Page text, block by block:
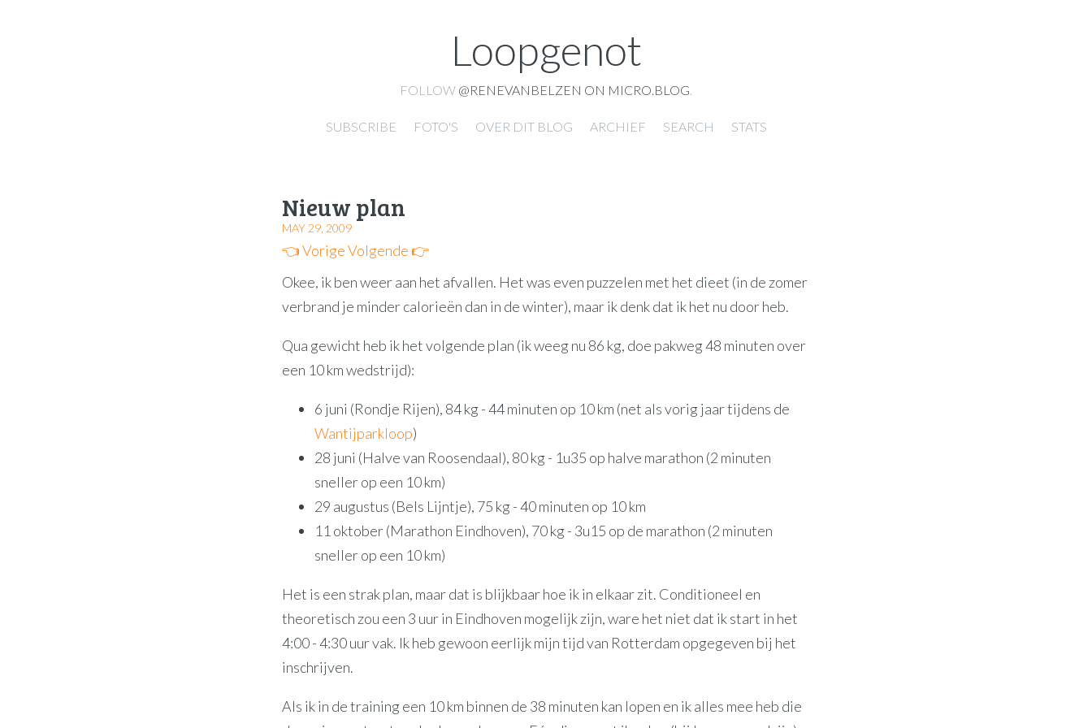
Loopgenot
FOLLOW @RENEVANBELZEN ON MICRO.BLOG.
SUBSCRIBE FOTO'S OVER DIT BLOG ARCHIEF SEARCH STATS
Nieuw plan
MAY 29, 2009
👈 VorigeVolgende 👉
Okee, ik ben weer aan het afvallen. Het was even puzzelen met het dieet (in de zomer
verbrand je minder calorieën dan in de winter), maar ik denk dat ik het nu door heb.
Qua gewicht heb ik het volgende plan (ik weeg nu 86 kg, doe pakweg 48 minuten over
een 10 km wedstrijd):
6 juni (Rondje Rijen), 84 kg - 44 minuten op 10 km (net als vorig jaar tijdens de
Wantijparkloop)
28 juni (Halve van Roosendaal), 80 kg - 1u35 op halve marathon (2 minuten
sneller op een 10 km)
29 augustus (Bels Lijntje), 75 kg - 40 minuten op 10 km
11 oktober (Marathon Eindhoven), 70 kg - 3u15 op de marathon (2 minuten
sneller op een 10 km)
Het is een strak plan, maar dat is blijkbaar hoe ik in elkaar zit. Conditioneel en
theoretisch zou een 3 uur in Eindhoven mogelijk zijn, ware het niet dat ik start in het
4:00 - 4:30 uur vak. Ik heb gewoon eerlijk mijn tijd van Rotterdam opgegeven bij het
inschrijven.
Als ik in de training een 10 km binnen de 38 minuten kan lopen en ik alles mee heb die